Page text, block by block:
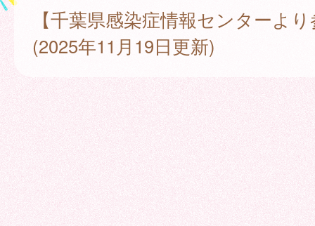
【千葉県感染症情報センターよ
(2025年11月19日更新)